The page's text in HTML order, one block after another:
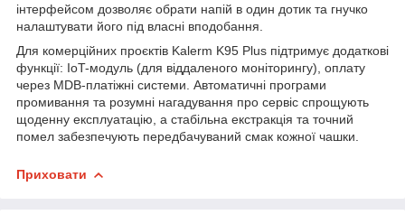
інтерфейсом дозволяє обрати напій в один дотик та гнучко
налаштувати його під власні вподобання.
Для комерційних проєктів Kalerm K95 Plus підтримує додаткові
функції: IoT-модуль (для віддаленого моніторингу), оплату
через MDB-платіжні системи. Автоматичні програми
промивання та розумні нагадування про сервіс спрощують
щоденну експлуатацію, а стабільна екстракція та точний
помел забезпечують передбачуваний смак кожної чашки.
Приховати